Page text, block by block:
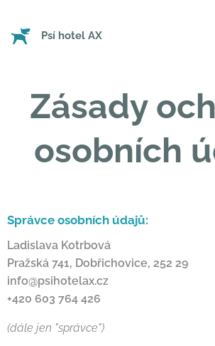
Psí hotel AX
Zásady
osobních
Správce osobních údajů:
Ladislava Kotrbová
Pražská 741, Dobřichovice, 252 29
info@psihotelax.cz
+420 603 764 426
(dále jen "správce")